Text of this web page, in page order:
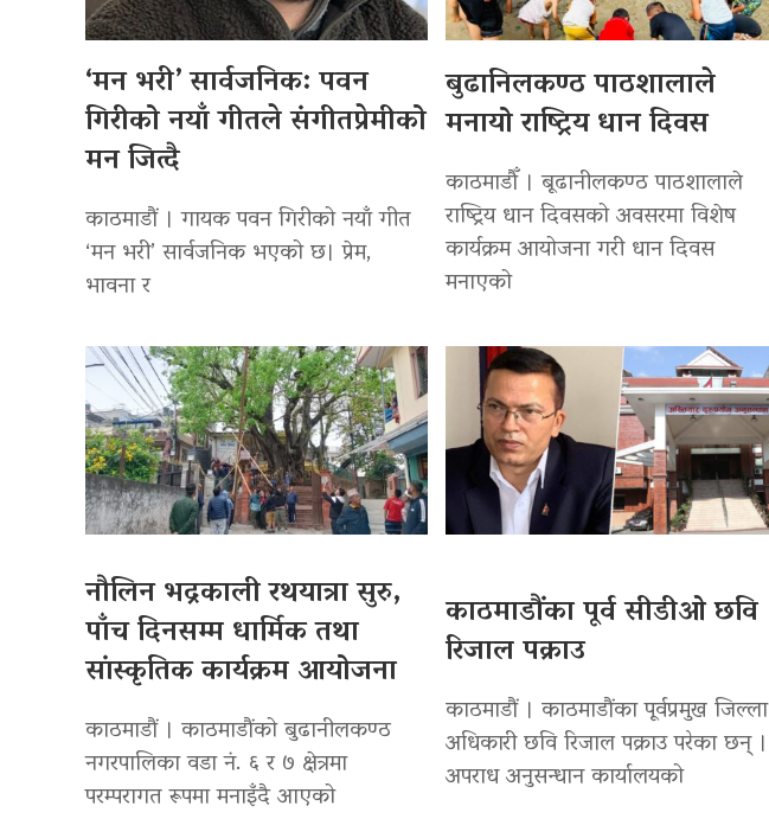
‘मन भरी’ सार्वजनिक: पवन
गिरीको नयाँ गीतले संगीतप्रेमीको
मन जित्दै
काठमाडौं । गायक पवन गिरीको नयाँ गीत
‘मन भरी’ सार्वजनिक भएको छ। प्रेम,
भावना र
बुढानिलकण्ठ पाठशालाले
मनायो राष्ट्रिय धान दिवस
काठमाडौँ । बूढानीलकण्ठ पाठशालाले
राष्ट्रिय धान दिवसको अवसरमा विशेष
कार्यक्रम आयोजना गरी धान दिवस
मनाएको
नौलिन भद्रकाली रथयात्रा सुरु,
पाँच दिनसम्म धार्मिक तथा
सांस्कृतिक कार्यक्रम आयोजना
काठमाडौं । काठमाडौंको बुढानीलकण्ठ
नगरपालिका वडा नं. ६ र ७ क्षेत्रमा
परम्परागत रूपमा मनाइँदै आएको
काठमाडौंका पूर्व सीडीओ छवि
रिजाल पक्राउ
काठमाडौं । काठमाडौंका पूर्वप्रमुख जिल्ला
अधिकारी छवि रिजाल पक्राउ परेका छन् ।
अपराध अनुसन्धान कार्यालयको